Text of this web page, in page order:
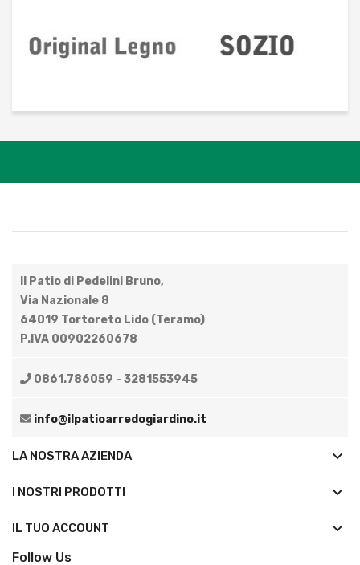
Il Patio di Pedelini Bruno,
Via Nazionale 8
64019 Tortoreto Lido (Teramo)
P.IVA 00902260678
0861.786059 - 3281553945
info@ilpatioarredogiardino.it
LA NOSTRA AZIENDA keyboard_arrow_down
I NOSTRI PRODOTTI keyboard_arrow_down
IL TUO ACCOUNT 
Follow Us